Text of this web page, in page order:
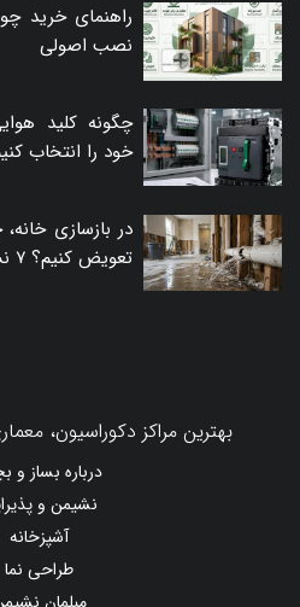
راهنمای خرید
نصب اصولی
چگونه کلید
خود را انتخاب
در بازسازی خانه،
تعویض کنیم؟ ۷ نشانه‌ای که نباید نادیده بگیرید
بهترین مراکز دکوراسیون،
درباره بساز و
نشیمن و
آشپزخانه
طراحی نما
مبلمان نشیمن